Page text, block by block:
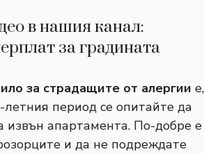
в нашия канал:
за градината
за страдащите от алергии е,
период се опитайте да
апартамента. По-добре е
и да не подреждате